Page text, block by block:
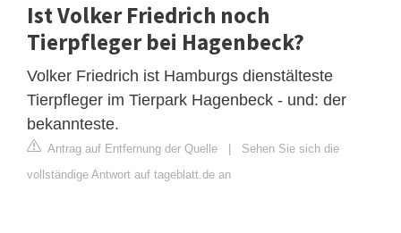
Ist Volker Friedrich noch
Tierpfleger bei Hagenbeck?
Volker Friedrich ist Hamburgs dienstälteste
Tierpfleger im Tierpark Hagenbeck - und: der
bekannteste.
Antrag auf Entfernung der Quelle
Sehen Sie sich die
vollständige Antwort auf tageblatt.de an